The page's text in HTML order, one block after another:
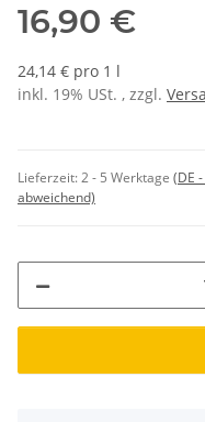
16,90 €
24,14 € pro 1 l
inkl. 19% USt. , zzgl.
Lieferzeit:2 - 5 Werktage (DE
abweichend)